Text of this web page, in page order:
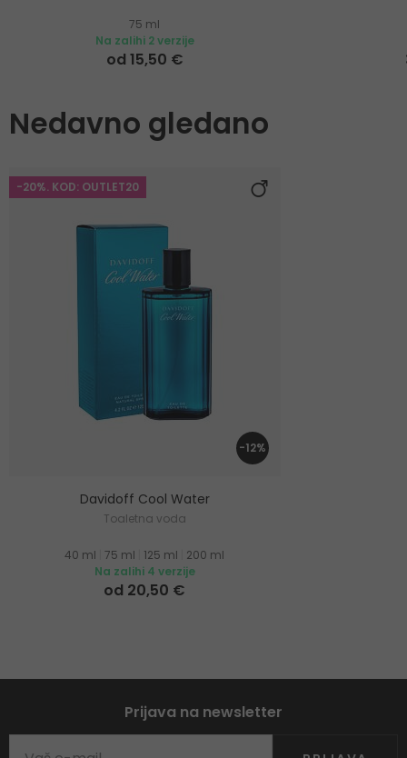
75 ml
Na zalihi 2 verzije
od 15,50 €
Nedavno gledano
-20%. KOD: OUTLET20
-12%
Davidoff Cool Water
Toaletna voda
40 ml |75 ml 125 ml
200 ml
Na zalihi 4 verzije
od 20,50 €
Prijava na newsletter